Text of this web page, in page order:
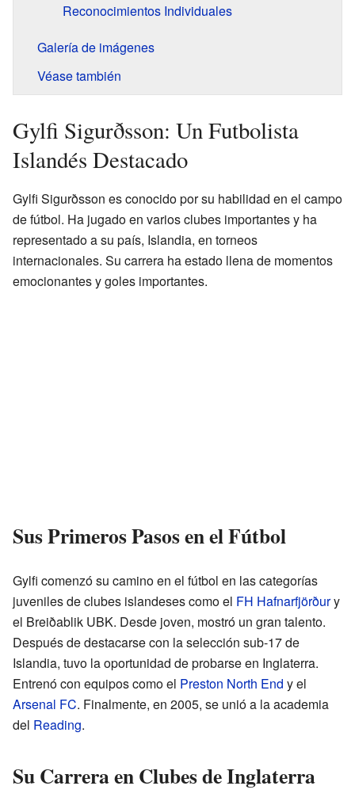
Reconocimientos Individuales
Galería de imágenes
Véase también
Gylfi Sigurðsson: Un Futbolista
Islandés Destacado
Gylfi Sigurðsson es conocido por su habilidad en el campo
de fútbol. Ha jugado en varios clubes importantes y ha
representado a su país, Islandia, en torneos
internacionales. Su carrera ha estado llena de momentos
emocionantes y goles importantes.
Sus Primeros Pasos en el Fútbol
Gylfi comenzó su camino en el fútbol en las categorías
juveniles de clubes islandeses como el FH Hafnarfjörðury
el Breiðablik UBK. Desde joven, mostró un gran talento.
Después de destacarse con la selección sub-17 de
Islandia, tuvo la oportunidad de probarse en Inglaterra.
Entrenó con equipos como el Preston North End y el
Arsenal FC. Finalmente, en 2005, se unió a la academia
del Reading.
Su Carrera en Clubes de Inglaterra